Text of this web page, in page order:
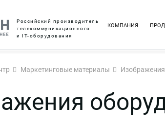
Российский производитель
телекоммуникационного
и IT-оборудования
КОМПАНИЯ
Маркетинговые материалы